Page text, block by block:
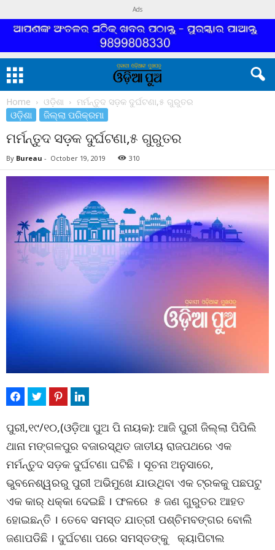
Ads
Home ଓଡ଼ିଶା ମର୍ମନ୍ତୁଦ ସଡ଼କ ଦୁର୍ଘଟଣା,୫ ଗୁରୁତର
ଓଡ଼ିଶା ଜିଲ୍ଲା ପରିକ୍ରମା
ମର୍ମନ୍ତୁଦ ସଡ଼କ ଦୁର୍ଘଟଣା,୫ ଗୁରୁତର
By Bureau - October 19, 2019 310
ପୁରୀ,୧୯/୧୦,(ଓଡ଼ିଆ ପୁଅ ପି ନାୟକ): ଆଜି ପୁରୀ ଜିଲ୍ଲା ପିପିଲି
ଥାନା ମଙ୍ଗଳପୁର ବଜାରସ୍ଥିତ ଜାତୀୟ ରାଜପଥରେ ଏକ
ମର୍ମନ୍ତୁଦ ସଡ଼କ ଦୁର୍ଘଟଣା ଘଟିଛି । ସୂଚନା ଅନୁସାରେ,
ଭୁବନେଶ୍ୱରରୁ ପୁରୀ ଅଭିମୁଖେ ଯାଉଥିବା ଏକ ଟ୍ରକକୁ ପଛପଟୁ
ଏକ କାର୍ ଧକ୍କା ଦେଇଛି । ଫଳରେ ୫ ଜଣ ଗୁରୁତର ଆହତ
ହୋଇଛନ୍ତି । ତେବେ ସମସ୍ତ ଯାତ୍ରୀ ପଶ୍ଚିମବଙ୍ଗର ବୋଲି
ଜଣାପଡିଛି । ଦୁର୍ଘଟଣା ପରେ ସମସ୍ତଙ୍କୁ କ୍ୟାପିଟାଲ